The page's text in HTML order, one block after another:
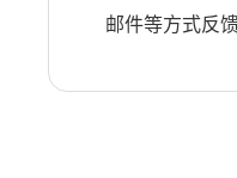
邮件等方式反